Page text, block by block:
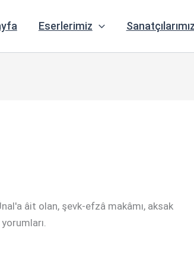
Eserlerimiz Sanatçılarımız
âit olan, şevk-efzâ makâmı, aksak